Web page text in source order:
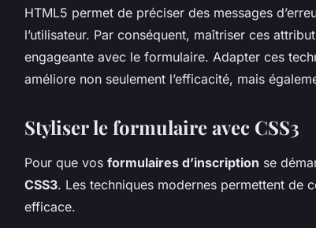
HTML5 permet de préciser des messages
l’utilisateur. Par conséquent, maîtriser ces
engageante avec le formulaire. Adapter ces
améliore non seulement l’efficacité, mais
Styliser le formulaire avec CSS3
Pour que vos formulaires d’inscription se
CSS3. Les techniques modernes permettent de
efficace.